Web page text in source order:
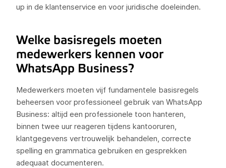
up in de klantenservice en voor juridische doeleinden.
Welke basisregels moeten
medewerkers kennen voor
WhatsApp Business?
Medewerkers moeten vijf fundamentele basisregels
beheersen voor professioneel gebruik van WhatsApp
Business: altijd een professionele toon hanteren,
binnen twee uur reageren tijdens kantooruren,
klantgegevens vertrouwelijk behandelen, correcte
spelling en grammatica gebruiken en gesprekken
adequaat documenteren.